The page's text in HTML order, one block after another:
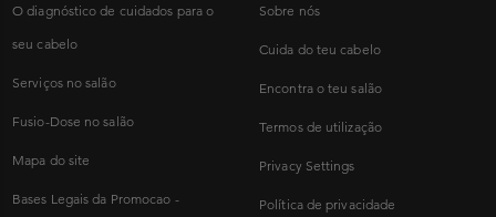
O diagnóstico de cuidados para o
seu cabelo
Serviços no salão
Fusio-Dose no salão
Mapa do site
Bases Legais da Promocao -
Sobre nós
Cuida do teu cabelo
Encontra o teu salão
Termos de utilização
Privacy Settings
Política de privacidade